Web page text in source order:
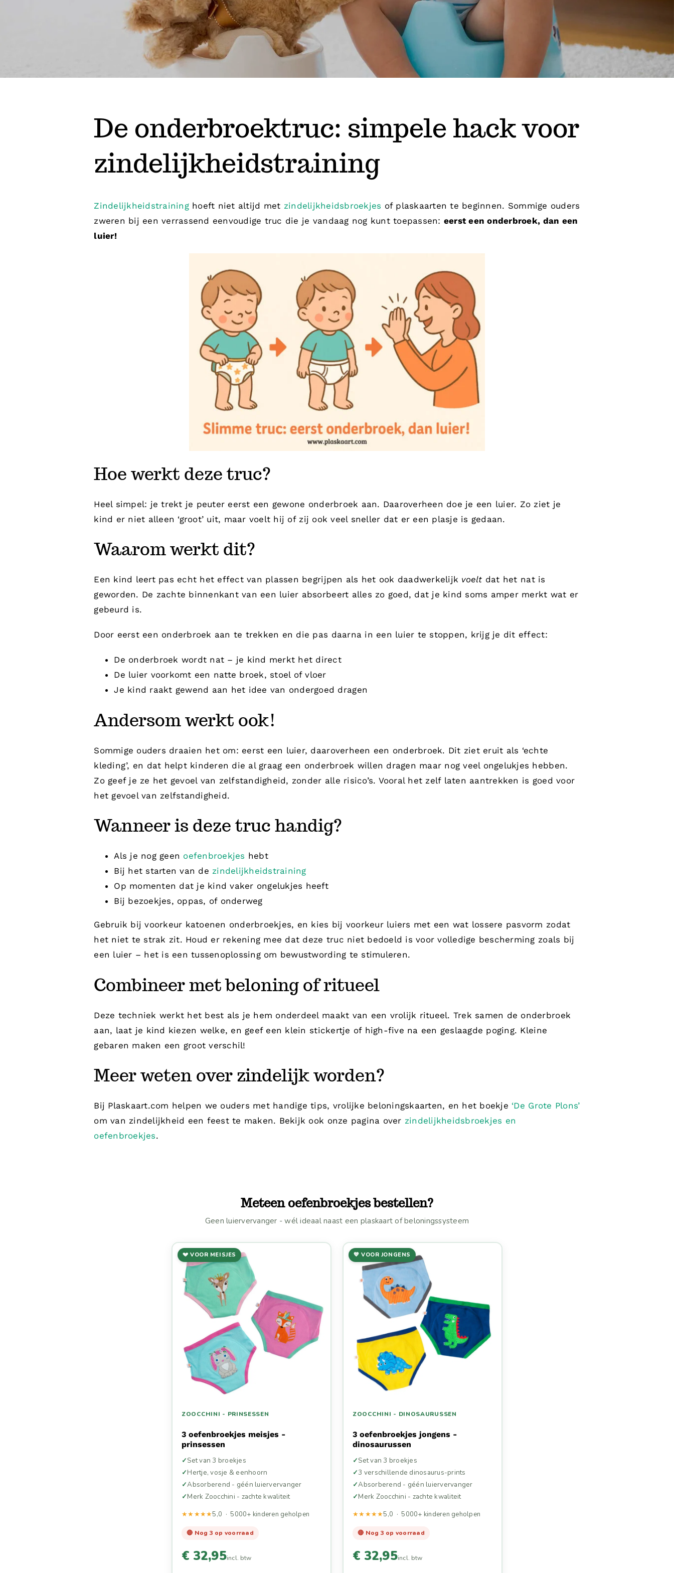
De onderbroektruc: simpele hack voor
zindelijkheidstraining
Zindelijkheidstraininghoeft niet altijd met zindelijkheidsbroekjes of plaskaarten te beginnen. Sommige ouders
zweren bij een verrassend eenvoudige truc die je vandaag nog kunt toepassen: eerst een onderbroek, dan een
luier!
Hoe werkt deze truc?
Heel simpel: je trekt je peuter eerst een gewone onderbroek aan. Daaroverheen doe je een luier. Zo ziet je
kind er niet alleen ‘groot’ uit, maar voelt hij of zij ook veel sneller dat er een plasje is gedaan.
Waarom werkt dit?
Een kind leert pas echt het effect van plassen begrijpen als het ook daadwerkelijk voelt dat het nat is
geworden. De zachte binnenkant van een luier absorbeert alles zo goed, dat je kind soms amper merkt wat er
gebeurd is.
Door eerst een onderbroek aan te trekken en die pas daarna in een luier te stoppen, krijg je dit effect:
De onderbroek wordt nat – je kind merkt het direct
De luier voorkomt een natte broek, stoel of vloer
Je kind raakt gewend aan het idee van ondergoed dragen
Andersom werkt ook!
Sommige ouders draaien het om: eerst een luier, daaroverheen een onderbroek. Dit ziet eruit als ‘echte
kleding’, en dat helpt kinderen die al graag een onderbroek willen dragen maar nog veel ongelukjes hebben.
Zo geef je ze het gevoel van zelfstandigheid, zonder alle risico’s. Vooral het zelf laten aantrekken is goed voor
het gevoel van zelfstandigheid.
Wanneer is deze truc handig?
Als je nog geen oefenbroekjes hebt
Bij het starten van de zindelijkheidstraining
Op momenten dat je kind vaker ongelukjes heeft
Bij bezoekjes, oppas, of onderweg
Gebruik bij voorkeur katoenen onderbroekjes, en kies bij voorkeur luiers met een wat lossere pasvorm zodat
het niet te strak zit. Houd er rekening mee dat deze truc niet bedoeld is voor volledige bescherming zoals bij
een luier – het is een tussenoplossing om bewustwording te stimuleren.
Combineer met beloning of ritueel
Deze techniek werkt het best als je hem onderdeel maakt van een vrolijk ritueel. Trek samen de onderbroek
aan, laat je kind kiezen welke, en geef een klein stickertje of high-five na een geslaagde poging. Kleine
gebaren maken een groot verschil!
Meer weten over zindelijk worden?
Bij Plaskaart.com helpen we ouders met handige tips, vrolijke beloningskaarten, en het boekje ‘De Grote Plons’
om van zindelijkheid een feest te maken. Bekijk ook onze pagina over zindelijkheidsbroekjes en
oefenbroekjes.
Meteen oefenbroekjes bestellen?
Geen luiervervanger - wél ideaal naast een plaskaart of beloningssysteem
💔 VOOR MEISJES
ZOOCCHINI - PRINSESSEN
3 oefenbroekjes meisjes -
prinsessen
Set van 3 broekjes
Hertje, vosje & eenhoorn
Absorberend - géén luiervervanger
Merk Zoocchini - zachte kwaliteit
★★★★★5,0 · 5000+ kinderen geholpen
🔴 Nog 3 op voorraad
€ 32,95incl. btw
💙 VOOR JONGENS
ZOOCCHINI - DINOSAURUSSEN
3 oefenbroekjes jongens -
dinosaurussen
Set van 3 broekjes
3 verschillende dinosaurus-prints
Absorberend - géén luiervervanger
Merk Zoocchini - zachte kwaliteit
★★★★★5,0 · 5000+ kinderen geholpen
🔴 Nog 3 op voorraad
€ 32,95incl. btw